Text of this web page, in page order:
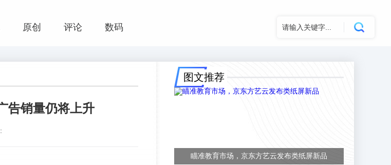
原创 评论 数码
告销量仍将上升
图文推荐
瞄准教育市场，京东方艺云发布类纸屏新品